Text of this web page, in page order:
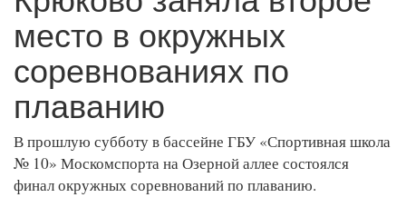
место в окружных
соревнованиях по
плаванию
В прошлую субботу в бассейне ГБУ «Спортивная школа
№ 10» Москомспорта на Озерной аллее состоялся
финал окружных соревнований по плаванию.